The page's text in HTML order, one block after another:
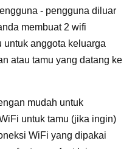
- pengguna diluar
membuat 2 wifi
untuk anggota keluarga
atau tamu yang datang ke
mudah untuk
untuk tamu (jika ingin)
WiFi yang dipakai